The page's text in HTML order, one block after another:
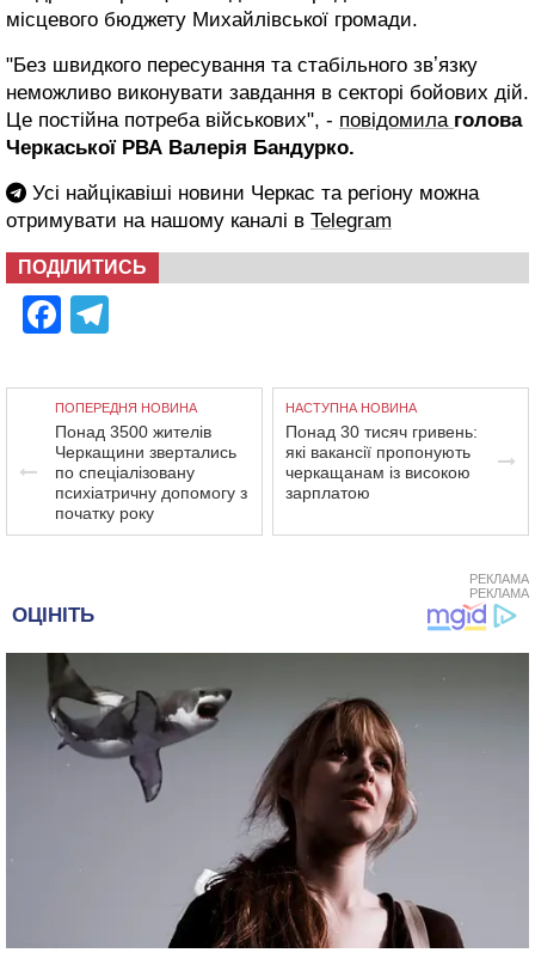
місцевого бюджету Михайлівської громади.
"Без швидкого пересування та стабільного звʼязку
неможливо виконувати завдання в секторі бойових дій.
Це постійна потреба військових", - повідомила голова
Черкаської РВА Валерія Бандурко.
Усі найцікавіші новини Черкас та регіону можна
отримувати на нашому каналі в Telegram
ПОДІЛИТИСЬ
Facebook
ПОПЕРЕДНЯ НОВИНА
Понад 3500 жителів
Черкащини звертались
по спеціалізовану
психіатричну допомогу з
початку року
НАСТУПНА НОВИНА
Понад 30 тисяч гривень:
які вакансії пропонують
черкащанам із високою
зарплатою
РЕКЛАМА
РЕКЛАМА